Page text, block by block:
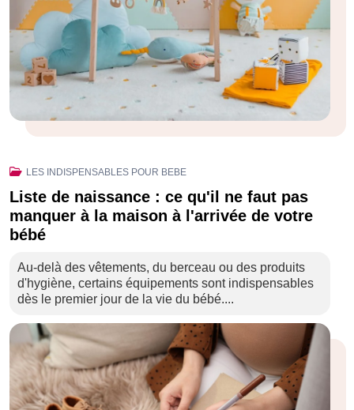
LES INDISPENSABLES POUR BEBE
Liste de naissance : ce qu'il ne faut pas
manquer à la maison à l'arrivée de votre
bébé
Au-delà des vêtements, du berceau ou des produits
d'hygiène, certains équipements sont indispensables
dès le premier jour de la vie du bébé....